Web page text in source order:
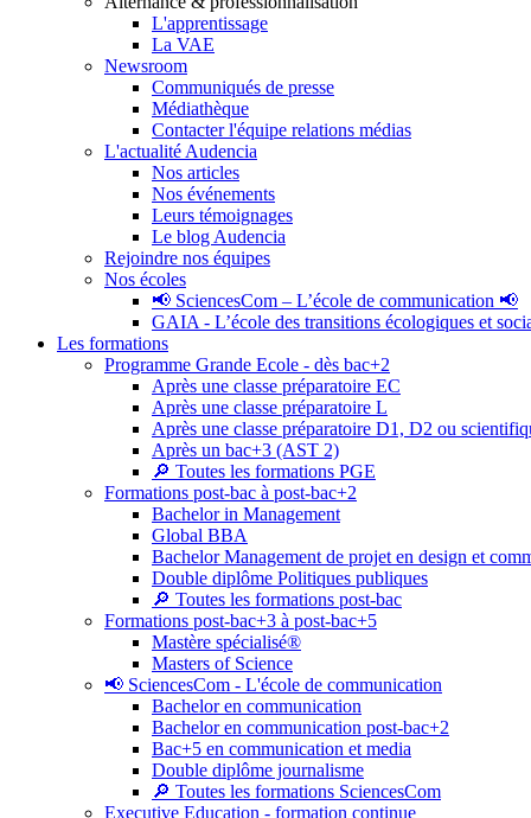
L'apprentissage
La VAE
Newsroom
Communiqués de presse
Médiathèque
Contacter l'équipe relations médias
L'actualité Audencia
Nos articles
Nos événements
Leurs témoignages
Le blog Audencia
Rejoindre nos équipes
Nos écoles
📢 SciencesCom – L’école de communication 📢
GAIA - L’école des transitions écologiques et
Les formations
Programme Grande Ecole - dès bac+2
Après une classe préparatoire EC
Après une classe préparatoire L
Après une classe préparatoire D1, D2 ou
Après un bac+3 (AST 2)
🔎 Toutes les formations PGE
Formations post-bac à post-bac+2
Bachelor in Management
Global BBA
Bachelor Management de projet en design et
Double diplôme Politiques publiques
🔎 Toutes les formations post-bac
Formations post-bac+3 à post-bac+5
Mastère spécialisé®
Masters of Science
📢 SciencesCom - L'école de communication
Bachelor en communication
Bachelor en communication post-bac+2
Bac+5 en communication et media
Double diplôme journalisme
🔎 Toutes les formations SciencesCom
Executive Education - formation continue